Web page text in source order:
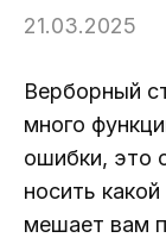
21.03.2025
Верборный
много
ошибки, это
носить
мешает вам